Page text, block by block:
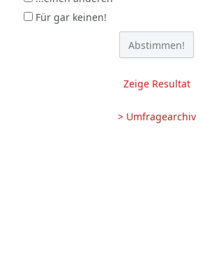
Für gar keinen!
Zeige Resultat
> Umfragearchiv